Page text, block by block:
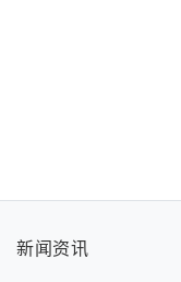
新闻资讯